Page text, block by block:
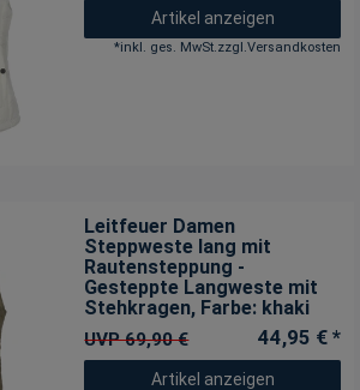
Artikel anzeigen
*inkl. ges. MwSt.zzgl.Versandkosten
Leitfeuer Damen
Steppweste lang mit
Rautensteppung -
Gesteppte Langweste mit
Stehkragen, Farbe: khaki
UVP 69,90 € 44,95 € *
Artikel anzeigen